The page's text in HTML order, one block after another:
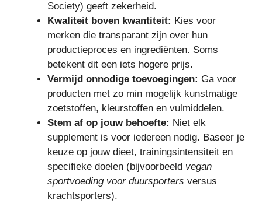
Society) geeft zekerheid.
Kwaliteit boven kwantiteit: Kies voor
merken die transparant zijn over hun
productieproces en ingrediënten. Soms
betekent dit een iets hogere prijs.
Vermijd onnodige toevoegingen: Ga voor
producten met zo min mogelijk kunstmatige
zoetstoffen, kleurstoffen en vulmiddelen.
Stem af op jouw behoefte: Niet elk
supplement is voor iedereen nodig. Baseer je
keuze op jouw dieet, trainingsintensiteit en
specifieke doelen (bijvoorbeeld vegan
sportvoeding voor duursporters versus
krachtsporters).